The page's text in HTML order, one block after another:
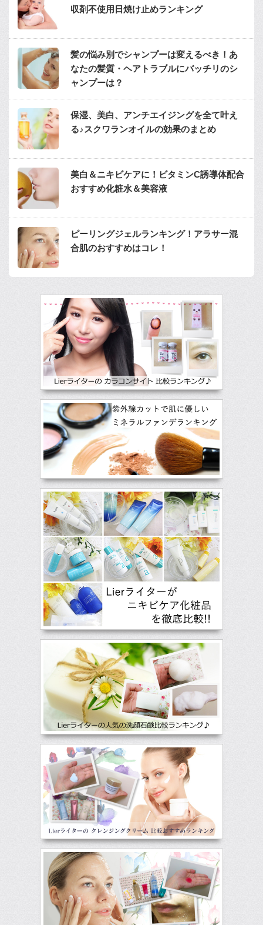
収剤不使用日焼け止めランキング
髪の悩み別でシャンプーは変えるべき！あ
なたの髪質・ヘアトラブルにバッチリのシ
ャンプーは？
保湿、美白、アンチエイジングを全て叶え
る♪スクワランオイルの効果のまとめ
美白＆ニキビケアに！ビタミンC誘導体配合
おすすめ化粧水＆美容液
ピーリングジェルランキング！アラサー混
合肌のおすすめはコレ！